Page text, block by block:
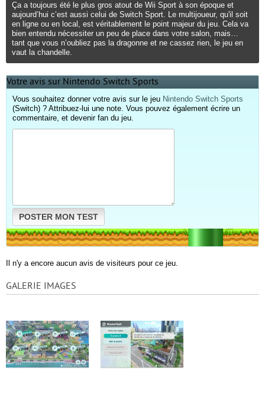
Ça a toujours été le plus gros atout de Wii Sport à son époque et
aujourd’hui c’est aussi celui de Switch Sport. Le multijoueur, qu'il soit
en ligne ou en local, est véritablement le point majeur du jeu. Cela va
bien entendu nécessiter un peu de place dans votre salon, mais…
tant que vous n’oubliez pas la dragonne et ne cassez rien, le jeu en
vaut la chandelle.
Votre avis sur Nintendo Switch Sports
Vous souhaitez donner votre avis sur le jeu Nintendo Switch Sports
(Switch) ? Attribuez-lui une note. Vous pouvez également écrire un
commentaire, et devenir fan du jeu.
POSTER MON TEST
Il n'y a encore aucun avis de visiteurs pour ce jeu.
GALERIE IMAGES